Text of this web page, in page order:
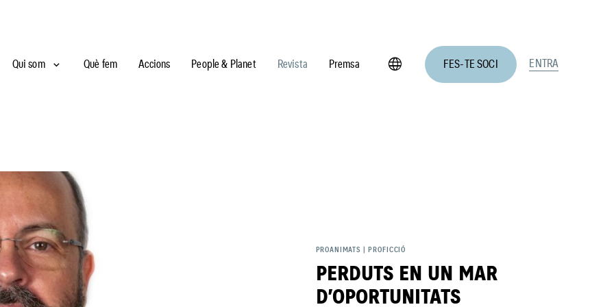
Qui som Què fem Accions People & Planet Revista Premsa language FES-TE SOCI ENTRA
PROANIMATS PROFICCIÓ
PERDUTS EN UN MAR
D’OPORTUNITATS